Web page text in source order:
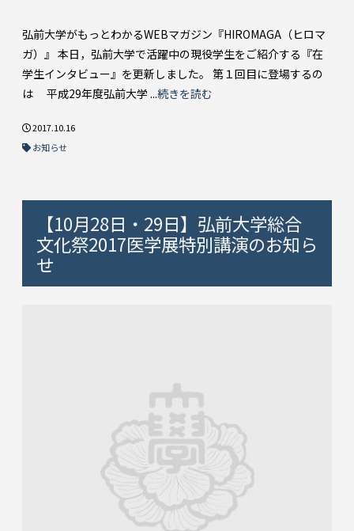
弘前大学がもっとわかるWEBマガジン『HIROMAGA（ヒロマ
ガ）』 本日，弘前大学で活躍中の現役学生をご紹介する『在
学生インタビュー』を更新しました。 第１回目に登場するの
は 平成29年度弘前大学 ...続きを読む
2017.10.16
お知らせ
【10月28日・29日】弘前大学総合
文化祭2017医学展特別講演のお知ら
せ